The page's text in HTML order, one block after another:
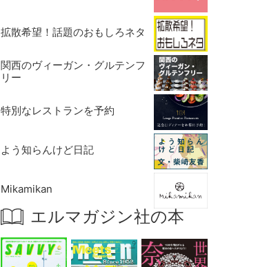
拡散希望！話題のおもしろネタ
関西のヴィーガン・グルテンフ
リー
特別なレストランを予約
よう知らんけど日記
Mikamikan
エルマガジン社の本